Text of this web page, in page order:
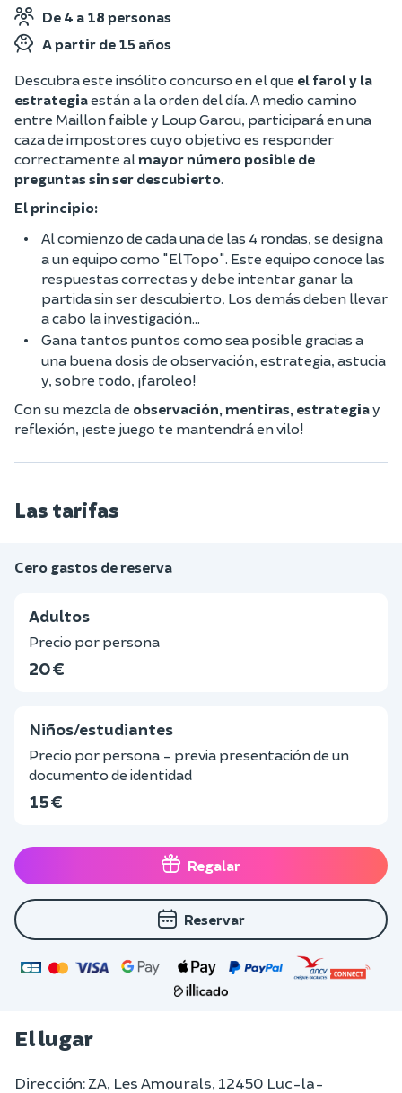
De 4 a 18 personas
A partir de 15 años
Descubra este insólito concurso en el que el farol y la
estrategiaestán a la orden del día. A medio camino
entre Maillon faible y Loup Garou, participará en una
caza de impostores cuyo objetivo es responder
correctamente almayor número posible de
preguntas sin ser descubierto.
El principio:
Al comienzo de cada una de las 4 rondas, se designa
a un equipo como "El Topo". Este equipo conoce las
respuestas correctas y debe intentar ganar la
partida sin ser descubierto. Los demás deben llevar
a cabo la investigación...
Gana tantos puntos como sea posible gracias a
una buena dosis de observación, estrategia, astucia
y, sobre todo, ¡faroleo!
Con su mezcla de observación, mentiras, estrategiay
reflexión, ¡este juego te mantendrá en vilo!
Las tarifas
Cero gastos de reserva
Adultos
Precio por persona
20 €
Niños/estudiantes
Precio por persona - previa presentación de un
documento de identidad
15 €
Regalar
Reservar
El lugar
Dirección: ZA, Les Amourals, 12450 Luc-la-